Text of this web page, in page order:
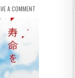
A COMMENT ON